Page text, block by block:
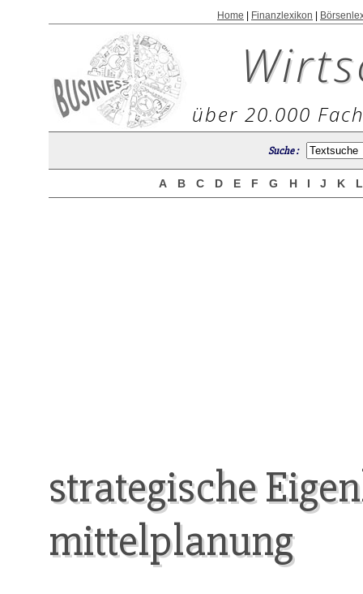
Home Finanzlexikon
über 20.000
Suche :
A B C D E F G H I J K
strategische
mittelplanung